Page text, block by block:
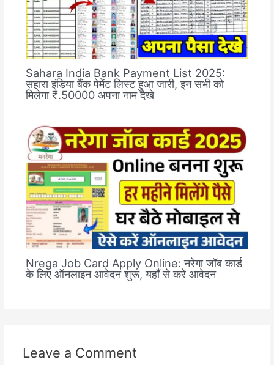
Sahara India Bank Payment List 2025:
सहारा इंडिया बैंक पेमेंट लिस्ट हुआ जारी, इन सभी को
मिलेगा ₹.50000 अपना नाम देखे
Nrega Job Card Apply Online: नरेगा जॉब कार्ड
के लिए ऑनलाइन आवेदन शुरू, यहाँ से करे आवेदन
Leave a Comment